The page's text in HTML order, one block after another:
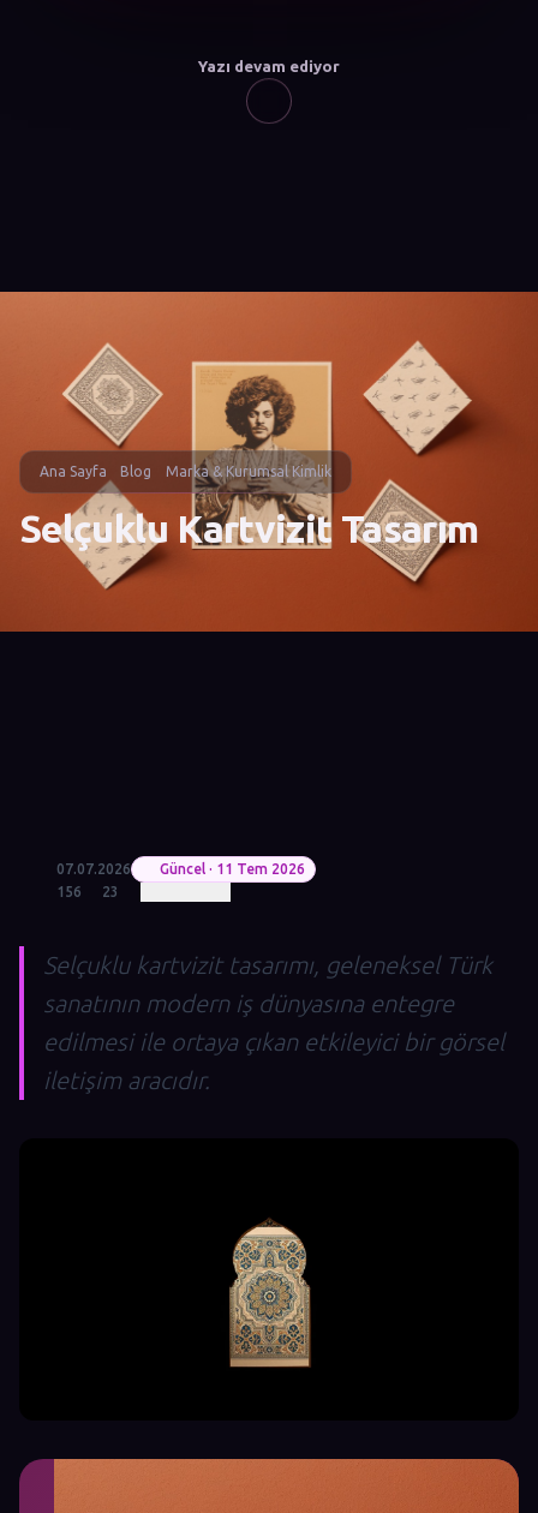
Yazı devam ediyor
Ana Sayfa Blog Marka & Kurumsal Kimlik
Selçuklu Kartvizit Tasarım
07.07.2026
Güncel · 11 Tem 2026
156
23
Selçuklu kartvizit tasarımı, geleneksel Türk
sanatının modern iş dünyasına entegre
edilmesi ile ortaya çıkan etkileyici bir görsel
iletişim aracıdır.